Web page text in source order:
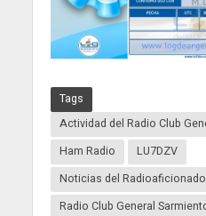
Tags
Actividad del Radio Club
Ham Radio
LU7DZV
Noticias del Radioaficionado
Radio Club General